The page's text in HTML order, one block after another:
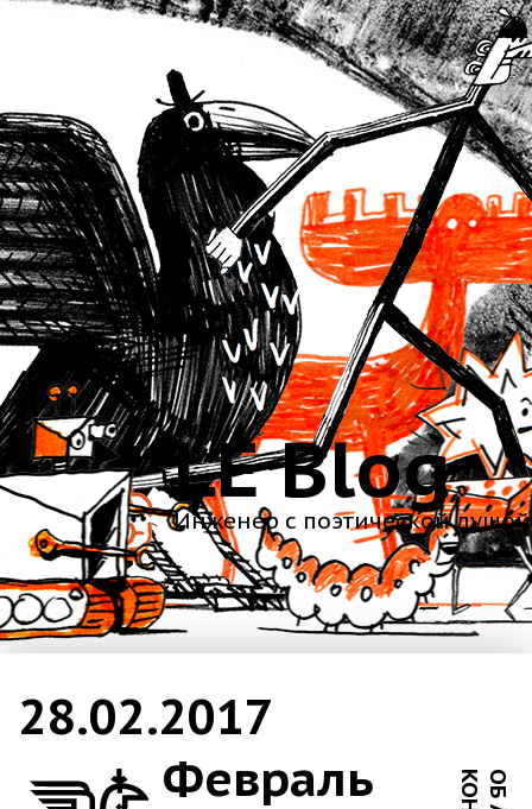
LE Blog
Инженер с поэтической душой
28.02.2017
Февраль